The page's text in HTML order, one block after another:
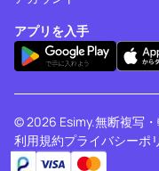
アプリを入手
© 2026 Esimy.無断複写・
利用規約プライバシーポ